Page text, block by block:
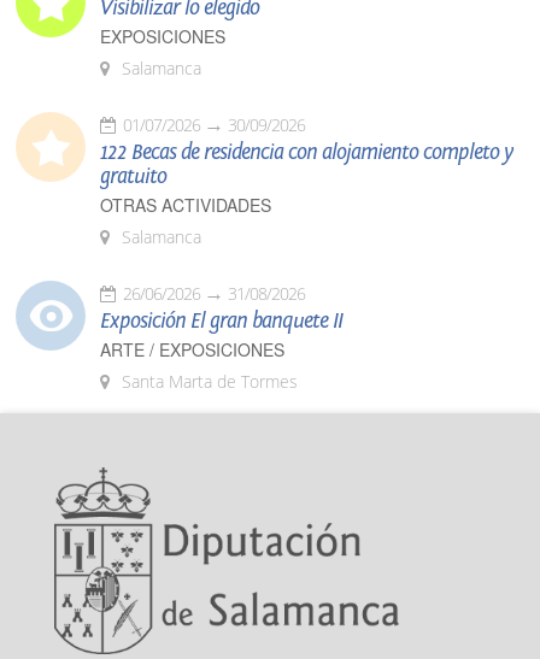
Visibilizar lo elegido
EXPOSICIONES
Salamanca
01/07/2026 30/09/2026
122 Becas de residencia con alojamiento completo y
gratuito
OTRAS ACTIVIDADES
Salamanca
26/06/2026 31/08/2026
Exposición El gran banquete II
ARTE / EXPOSICIONES
Santa Marta de Tormes